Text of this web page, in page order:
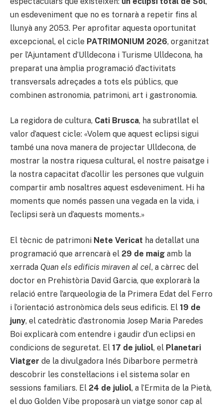
un esdeveniment que no es tornarà a repetir fins al
llunyà any 2053. Per aprofitar aquesta oportunitat
excepcional, el cicle PATRIMONIUM 2026, organitzat
per l’Ajuntament d’Ulldecona i Turisme Ulldecona, ha
preparat una àmplia programació d’activitats
transversals adreçades a tots els públics, que
combinen astronomia, patrimoni, art i gastronomia.
La regidora de cultura, Cati Brusca, ha subratllat el
valor d’aquest cicle: «Volem que aquest eclipsi sigui
també una nova manera de projectar Ulldecona, de
mostrar la nostra riquesa cultural, el nostre paisatge i
la nostra capacitat d’acollir les persones que vulguin
compartir amb nosaltres aquest esdeveniment. Hi ha
moments que només passen una vegada en la vida, i
l’eclipsi serà un d’aquests moments.»
El tècnic de patrimoni Nete Vericat ha detallat una
programació que arrencarà el 29 de maig amb la
xerrada Quan els edificis miraven al cel, a càrrec del
doctor en Prehistòria David Garcia, que explorarà la
relació entre l’arqueologia de la Primera Edat del Ferro
i l’orientació astronòmica dels seus edificis. El 19 de
juny, el catedràtic d’astronomia Josep Maria Paredes
Boi explicarà com entendre i gaudir d’un eclipsi en
condicions de seguretat. El 17 de juliol, el Planetari
Viatger de la divulgadora Inés Dibarbore permetrà
descobrir les constel·lacions i el sistema solar en
sessions familiars. El 24 de juliol, a l’Ermita de la Pietà,
el duo Golden Vibe proposarà un viatge sonor cap al